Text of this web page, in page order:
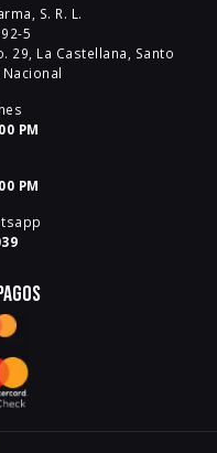
S. R. L.
5
29, La Castellana, Santo
PM
PM